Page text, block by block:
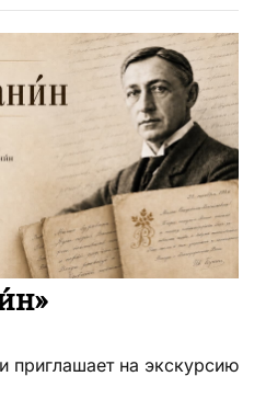
приглашает на экскурсию